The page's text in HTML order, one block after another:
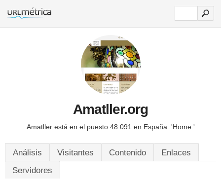
Amatller.org
Amatller está en el puesto 48.091 en España. 'Home.'
Análisis Visitantes Contenido
Enlaces
Servidores